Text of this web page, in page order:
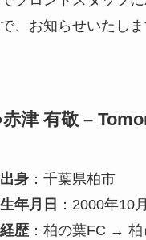
で、お知らせいたしま
津 有敬 –
出身 ：千葉県柏市
生年月日 ：2000年10
経歴 ：柏の葉FC →